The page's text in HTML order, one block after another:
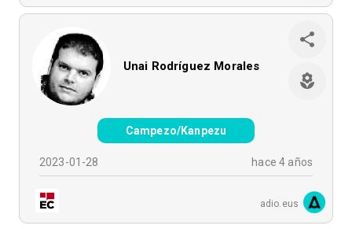
Unai Rodríguez Morales
Campezo/Kanpezu
2023-01-28 hace 4 años
adio.eus